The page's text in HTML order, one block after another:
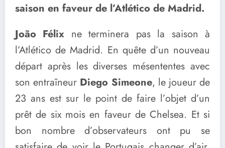
saison en faveur de l’Atlético de Madrid.
João Félix ne terminera pas la saison à
l’Atlético de Madrid. En quête d’un nouveau
départ après les diverses mésententes avec
son entraîneur Diego Simeone, le joueur de
23 ans est sur le point de faire l’objet d’un
prêt de six mois en faveur de Chelsea. Et si
bon nombre d’observateurs ont pu se